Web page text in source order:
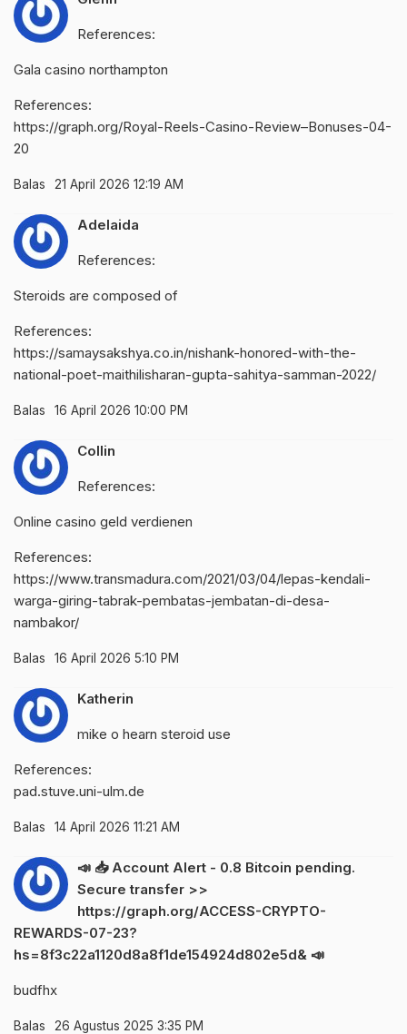
References:
Gala casino northampton
References:
https://graph.org/Royal-Reels-Casino-Review–Bonuses-04-
20
Balas 21 April 2026 12:19 AM
Adelaida
References:
Steroids are composed of
References:
https://samaysakshya.co.in/nishank-honored-with-the-
national-poet-maithilisharan-gupta-sahitya-samman-2022/
Balas 16 April 2026 10:00 PM
Collin
References:
Online casino geld verdienen
References:
https://www.transmadura.com/2021/03/04/lepas-kendali-
warga-giring-tabrak-pembatas-jembatan-di-desa-
nambakor/
Balas 16 April 2026 5:10 PM
Katherin
mike o hearn steroid use
References:
pad.stuve.uni-ulm.de
Balas 14 April 2026 11:21 AM
📣 📥 Account Alert - 0.8 Bitcoin pending.
Secure transfer >>
https://graph.org/ACCESS-CRYPTO-
REWARDS-07-23?
hs=8f3c22a1120d8a8f1de154924d802e5d& 📣
budfhx
Balas 26 Agustus 2025 3:35 PM